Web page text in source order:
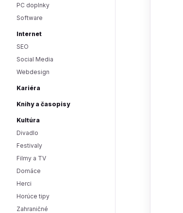
PC doplnky
Software
Internet
SEO
Social Media
Webdesign
Kariéra
Knihy a časopisy
Kultúra
Divadlo
Festivaly
Filmy a TV
Domáce
Herci
Horúce tipy
Zahraničné